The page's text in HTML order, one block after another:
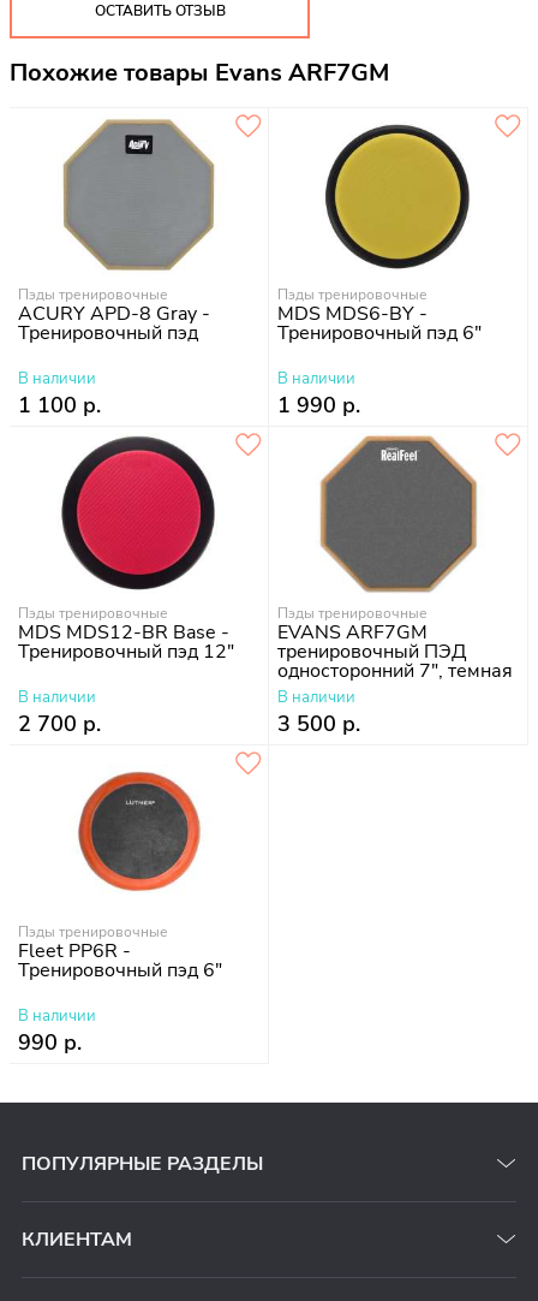
ОСТАВИТЬ ОТЗЫВ
Похожие товары Evans ARF7GM
Пэды тренировочные
ACURY APD-8 Gray -
Тренировочный пэд
В наличии
1 100 р.
Пэды тренировочные
MDS MDS6-BY -
Тренировочный пэд 6"
В наличии
1 990 р.
Пэды тренировочные
MDS MDS12-BR Base -
Тренировочный пэд 12"
В наличии
2 700 р.
Пэды тренировочные
EVANS ARF7GM
тренировочный ПЭД
односторонний 7", темная
серая резина,
восьмиугольный. RealFeel
В наличии
3 500 р.
Пэды тренировочные
Fleet PP6R -
Тренировочный пэд 6"
В наличии
990 р.
ПОПУЛЯРНЫЕ РАЗДЕЛЫ
КЛИЕНТАМ